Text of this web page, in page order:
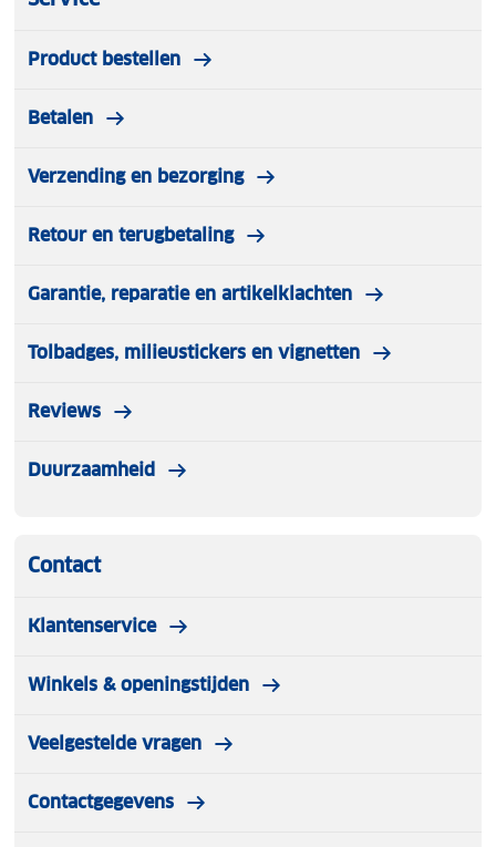
Het Comfort Nekkussen biedt zachte ondersteuning
Product bestellen
Betalen
Verzending en bezorging
Retour en terugbetaling
Garantie, reparatie en artikelklachten
Tolbadges, milieustickers en vignetten
Reviews
Duurzaamheid
Contact
Klantenservice
Winkels & openingstijden
Veelgestelde vragen
Contactgegevens